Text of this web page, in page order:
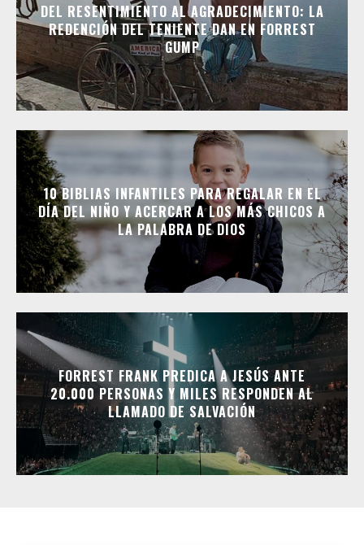
DEL RESENTIMIENTO AL AGRADECIMIENTO: LA
REDENCIÓN DEL TENIENTE DAN EN FORREST
GUMP
10 BIBLIAS INFANTILES PARA REGALAR EN EL
DÍA DEL NIÑO Y ACERCAR A LOS MÁS CHICOS A
LA PALABRA DE DIOS
FORREST FRANK PREDICA A JESÚS ANTE
20.000 PERSONAS Y MILES RESPONDEN AL
LLAMADO DE SALVACIÓN